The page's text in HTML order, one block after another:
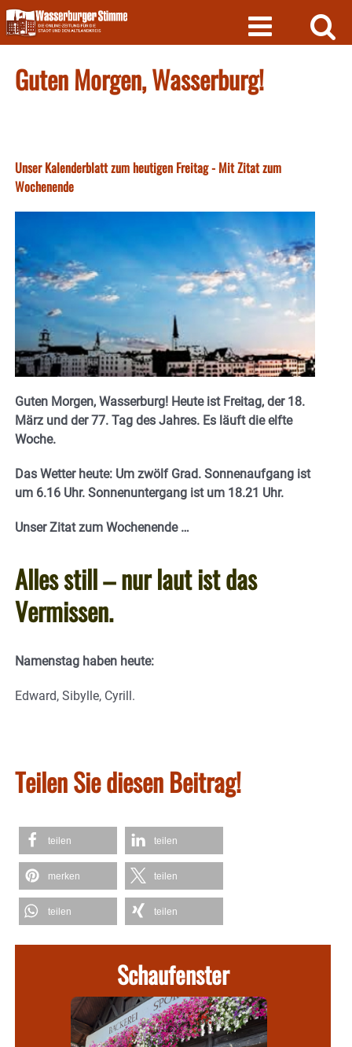
Skip
to
content
Guten Morgen, Wasserburg!
Unser Kalenderblatt zum heutigen Freitag - Mit Zitat zum
Wochenende
Guten Morgen, Wasserburg! Heute ist Freitag, der 18.
März und der 77. Tag des Jahres. Es läuft die elfte
Woche.
Das Wetter heute: Um zwölf Grad. Sonnenaufgang ist
um 6.16 Uhr. Sonnenuntergang ist um 18.21 Uhr.
Unser Zitat zum Wochenende …
Alles still – nur laut ist das
Vermissen.
Namenstag haben heute:
Edward, Sibylle, Cyrill.
Teilen Sie diesen Beitrag!
teilen teilen
merken teilen
teilen teilen
Schaufenster